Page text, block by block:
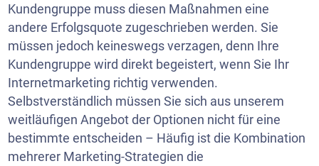
Kundengruppe muss diesen Maßnahmen eine
andere Erfolgsquote zugeschrieben werden. Sie
müssen jedoch keineswegs verzagen, denn Ihre
Kundengruppe wird direkt begeistert, wenn Sie Ihr
Internetmarketing richtig verwenden.
Selbstverständlich müssen Sie sich aus unserem
weitläufigen Angebot der Optionen nicht für eine
bestimmte entscheiden – Häufig ist die Kombination
mehrerer Marketing-Strategien die